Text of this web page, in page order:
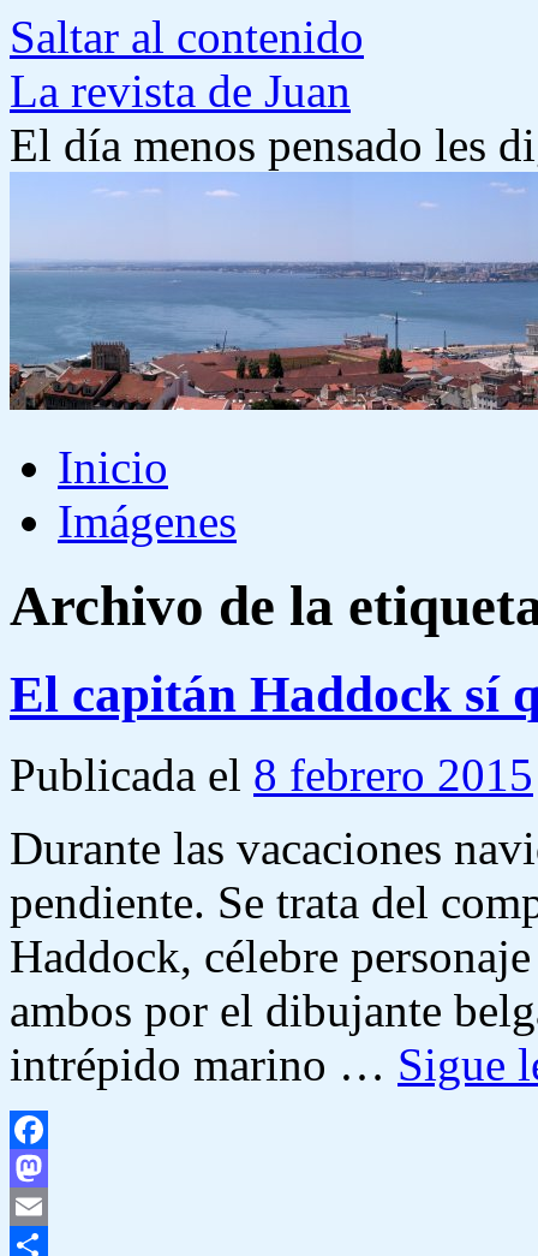
Saltar al contenido
La revista de Juan
El día menos pensado les
Inicio
Imágenes
Archivo de la
El capitán Haddock sí
Publicada el 8 febrero 2015
Durante las vacaciones
pendiente. Se trata del
Haddock, célebre
ambos por el dibujante
intrépido marino … Sigue
Facebook
Mastodon
Email